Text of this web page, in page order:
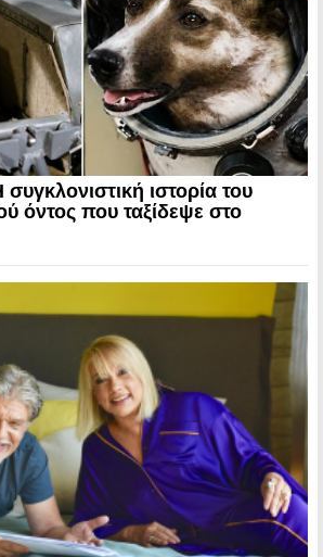
ιστορία του
όντος που ταξίδεψε στο